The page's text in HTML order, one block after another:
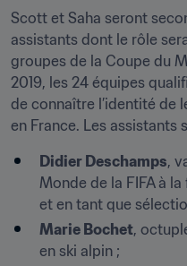
Scott et Saha seront
assistants dont le rôle
groupes de la Coupe du
2019, les 24 équipes
de connaître l’identité de
en France. Les assistants
Didier Deschamps,
Monde de la FIFA à
et en tant que
Marie Bochet,
en ski alpin ;